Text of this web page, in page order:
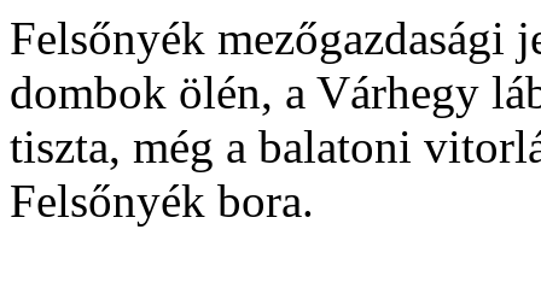
Felsőnyék mezőgazdasági
dombok ölén, a Várhegy
tiszta, még a balatoni
Felsőnyék bora.